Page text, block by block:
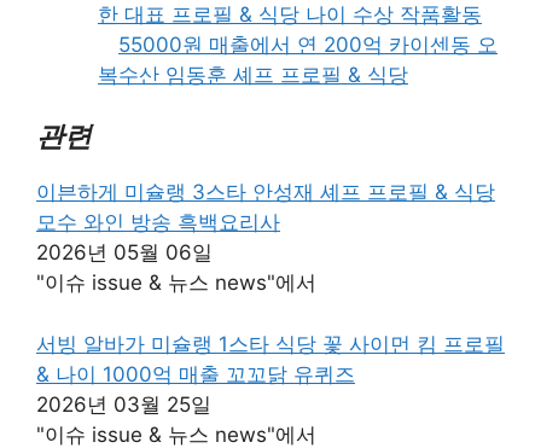
한 대표 프로필 & 식당 나이 수상 작품활동
55000원 매출에서 연 200억 카이센동 오
복수산 임동훈 셰프 프로필 & 식당
관련
이븐하게 미슐랭 3스타 안성재 셰프 프로필 & 식당
모수 와인 방송 흑백요리사
2026년 05월 06일
"이슈 issue & 뉴스 news"에서
서빙 알바가 미슐랭 1스타 식당 꽃 사이먼 킴 프로필
& 나이 1000억 매출 꼬꼬닭 유퀴즈
2026년 03월 25일
"이슈 issue & 뉴스 news"에서